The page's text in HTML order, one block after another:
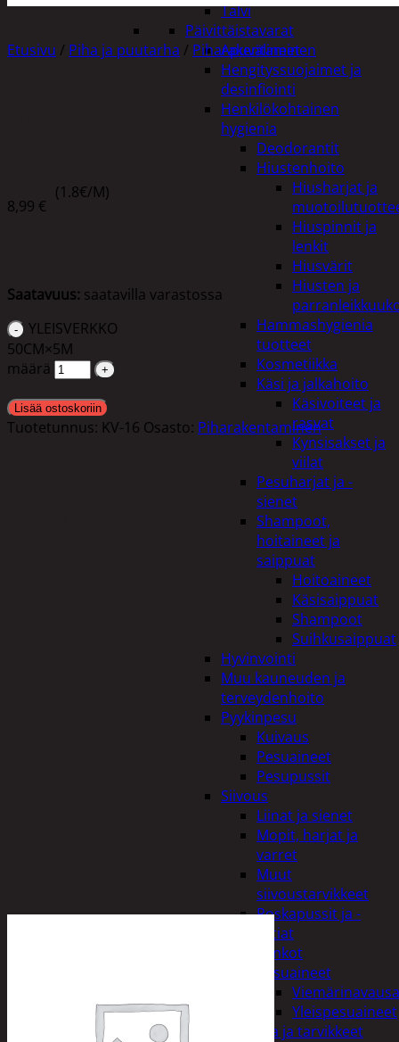
Talvi
Päivittäistavarat
Apuvälineet
Hengityssuojaimet ja
desinfiointi
Henkilökohtainen
hygienia
Deodorantit
Hiustenhoito
Hiusharjat ja
Hiuspinnit ja
lenkit
Hiusvärit
Hiusten ja
Hammashygienia
tuotteet
Kosmetiikka
Käsi ja jalkahoito
Käsivoiteet ja
rasvat
Kynsisakset ja
viilat
Pesuharjat ja -
sienet
Shampoot,
hoitaineet ja
saippuat
Hoitoaineet
Käsisaippuat
Shampoot
Suihkusaippuat
Hyvinvointi
Muu kauneuden ja
terveydenhoito
Pyykinpesu
Kuivaus
Pesuaineet
Pesupussit
Siivous
Liinat ja sienet
Mopit, harjat ja
varret
Muut
siivoustarvikkeet
Roskapussit ja -
astiat
Sankot
Pesuaineet
Yleispesuaineet
Eläintenruoka ja tarvikkeet
Etusivu / Piha ja puutarha / Piharakentaminen
YLEISVERKKO 50CM×5M
8,99 €
(1.8€/M)
Saatavuus: saatavilla varastossa
YLEISVERKKO
50CM×5M
määrä
Lisää ostoskoriin
Tuotetunnus: KV-16 Osasto: Piharakentaminen